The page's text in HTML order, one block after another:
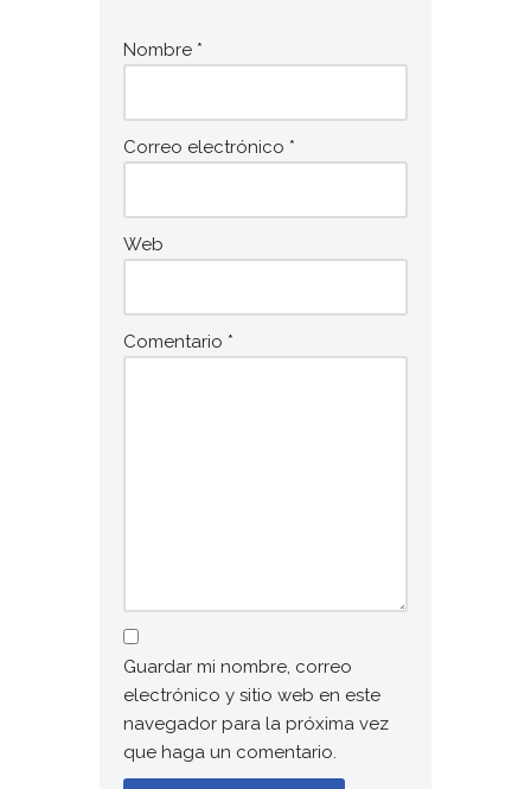
Nombre *
Correo electrónico *
Web
Comentario *
Guardar mi nombre, correo
electrónico y sitio web en este
navegador para la próxima vez
que haga un comentario.